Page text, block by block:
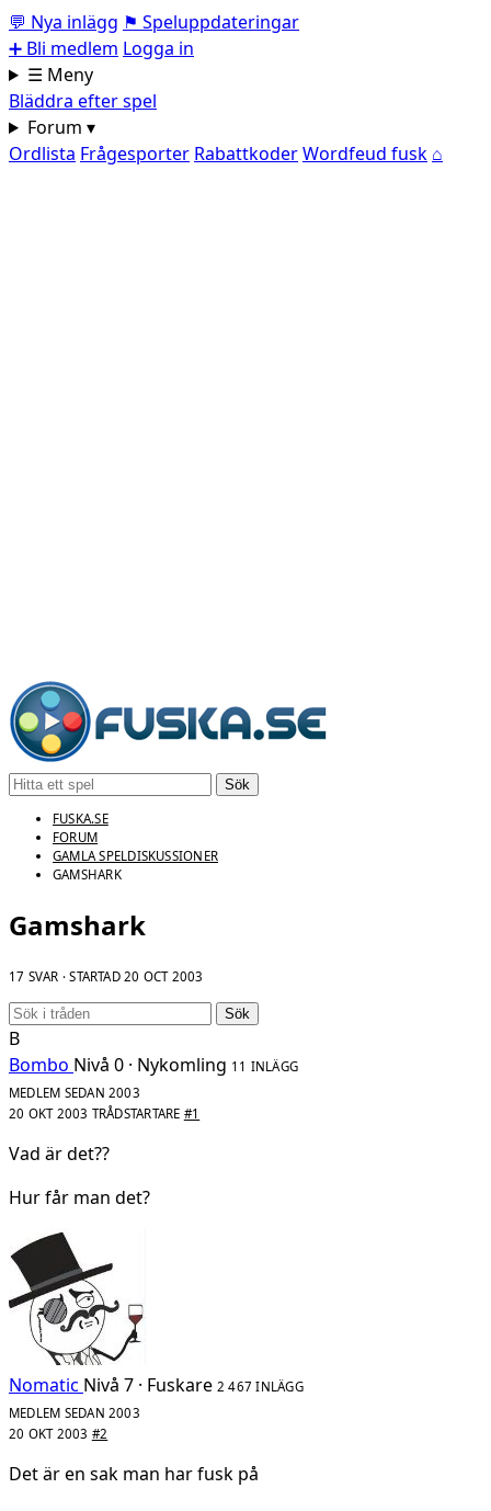
💬 Nya inlägg ⚑ Speluppdateringar
➕ Bli medlem Logga in
☰ Meny
Bläddra efter spel
Forum ▾
Ordlista Frågesporter RabattkoderWordfeud fusk ⌂
Sök
FUSKA.SE
FORUM
GAMLA SPELDISKUSSIONER
GAMSHARK
Gamshark
17 SVAR · STARTAD20 OCT 2003
Sök
B
Bombo Nivå 0 · Nykomling 11 INLÄGG
MEDLEM SEDAN 2003
20 OKT 2003 TRÅDSTARTARE #1
Vad är det??
Hur får man det?
Nomatic Nivå 7 · Fuskare 2 467 INLÄGG
MEDLEM SEDAN 2003
20 OKT 2003 #2
Det är en sak man har fusk på